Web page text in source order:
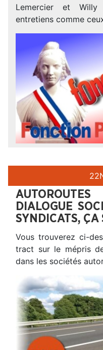
Lemercier et
entretiens comme
22
DIALOGUE
SYNDICATS, ÇA
Vous trouverez ci-
tract sur le mépris
dans les sociétés